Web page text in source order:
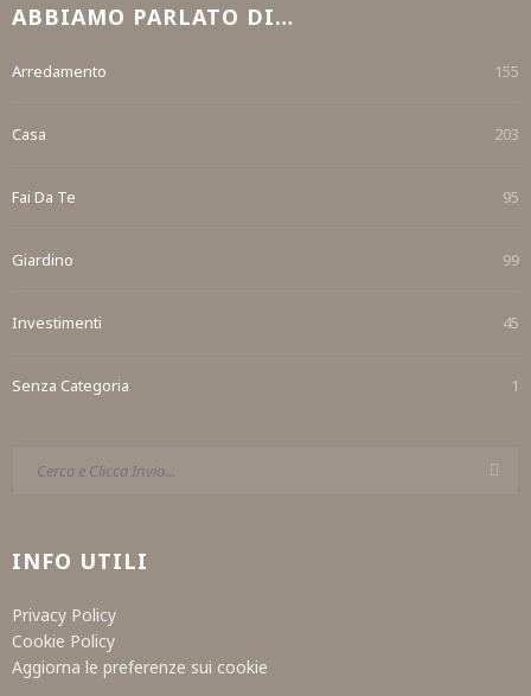
ABBIAMO PARLATO DI…
Arredamento 155
Casa 203
Fai Da Te 95
Giardino 99
Investimenti 45
Senza Categoria 1
INFO UTILI
Privacy Policy
Cookie Policy
Aggiorna le preferenze sui cookie